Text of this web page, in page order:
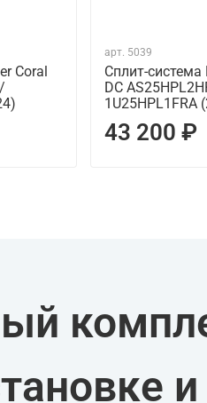
Coral
арт. 5039
Сплит-система
DC
1U25HPL1FRA
43 200 ₽
и